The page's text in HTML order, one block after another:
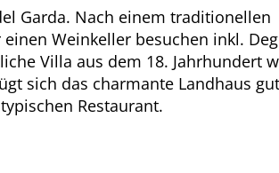
Garda. Nach einem traditionellen
Weinkeller besuchen inkl.
Villa aus dem 18. Jahrhundert
sich das charmante Landhaus
Restaurant.